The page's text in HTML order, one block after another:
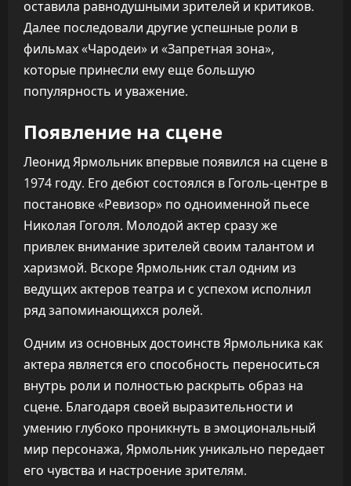
оставила равнодушными зрителей и критиков.
Далее последовали другие успешные роли в
фильмах «Чародеи» и «Запретная зона»,
которые принесли ему еще большую
популярность и уважение.
Появление на сцене
Леонид Ярмольник впервые появился на сцене в
1974 году. Его дебют состоялся в Гоголь-центре в
постановке «Ревизор» по одноименной пьесе
Николая Гоголя. Молодой актер сразу же
привлек внимание зрителей своим талантом и
харизмой. Вскоре Ярмольник стал одним из
ведущих актеров театра и с успехом исполнил
ряд запоминающихся ролей.
Одним из основных достоинств Ярмольника как
актера является его способность переноситься
внутрь роли и полностью раскрыть образ на
сцене. Благодаря своей выразительности и
умению глубоко проникнуть в эмоциональный
мир персонажа, Ярмольник уникально передает
его чувства и настроение зрителям.